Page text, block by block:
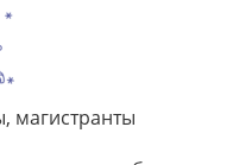
магистранты